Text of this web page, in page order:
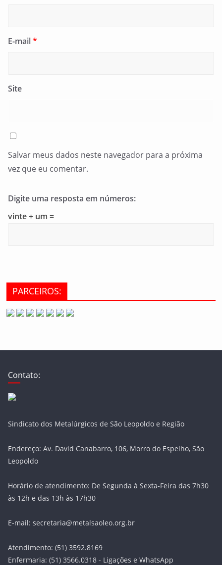
E-mail*
Site
Salvar meus dados neste navegador para a próxima
vez que eu comentar.
Digite uma resposta em números:
vinte + um =
PARCEIROS:
Contato:
Sindicato dos Metalúrgicos de São Leopoldo e Região
Endereço: Av. David Canabarro, 106, Morro do Espelho, São
Leopoldo
Horário de atendimento: De Segunda à Sexta-Feira das 7h30
às 12h e das 13h às 17h30
E-mail: secretaria@metalsaoleo.org.br
Atendimento: (51) 3592.8169
Enfermaria: (51) 3566.0318 - Ligações e WhatsApp